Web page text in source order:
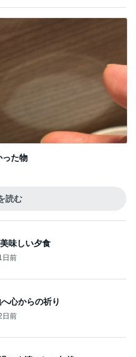
った物
読む
味しい夕食
日前
心からの祈り
日前